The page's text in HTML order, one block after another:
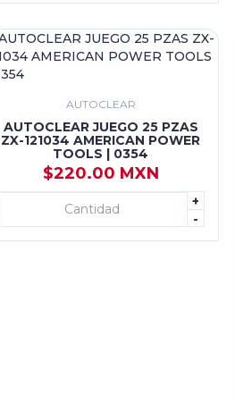
AUTOCLEAR
AUTOCLEAR JUEGO 25 PZAS
ZX-121034 AMERICAN POWER
TOOLS | 0354
$220.00 MXN
+
-
+ AGREGAR